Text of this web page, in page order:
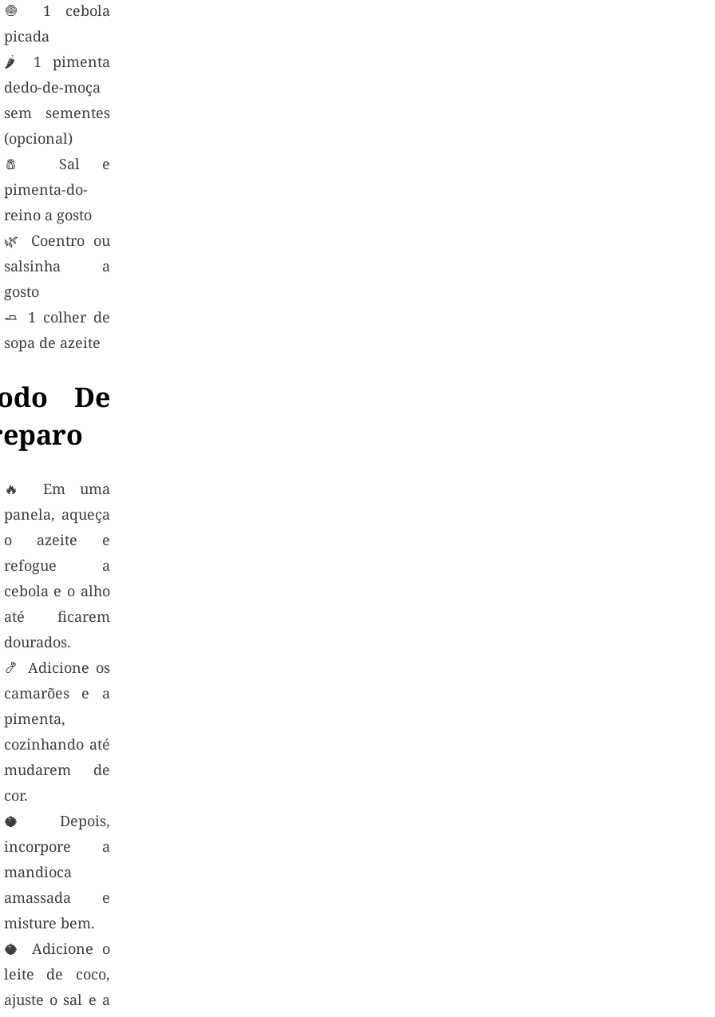
🧅 1 cebola
picada
🌶️ 1 pimenta
dedo-de-moça
sem sementes
(opcional)
🧂 Sal e
pimenta-do-
reino a gosto
🌿 Coentro ou
salsinha a
gosto
🧈 1 colher de
sopa de azeite
De
🔥 Em uma
panela, aqueça
o azeite e
refogue a
cebola e o alho
até ficarem
dourados.
🍤 Adicione os
camarões e a
pimenta,
cozinhando até
mudarem de
cor.
🥥 Depois,
incorpore a
mandioca
amassada e
misture bem.
🥥 Adicione o
leite de coco,
ajuste o sal e a